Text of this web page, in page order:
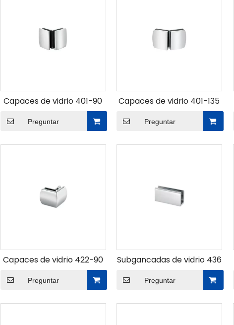
Capaces de vidrio 401-90
Preguntar
Capaces de vidrio 401-135
Preguntar
Capaces de vidrio 422-90
Preguntar
Subgancadas de vidrio 436
Preguntar